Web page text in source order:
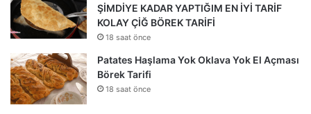
ŞİMDİYE KADAR YAPTIĞIM EN İYİ TARİF
KOLAY ÇİĞ BÖREK TARİFİ
18 saat önce
Patates Haşlama Yok Oklava Yok El Açması
Börek Tarifi
18 saat önce